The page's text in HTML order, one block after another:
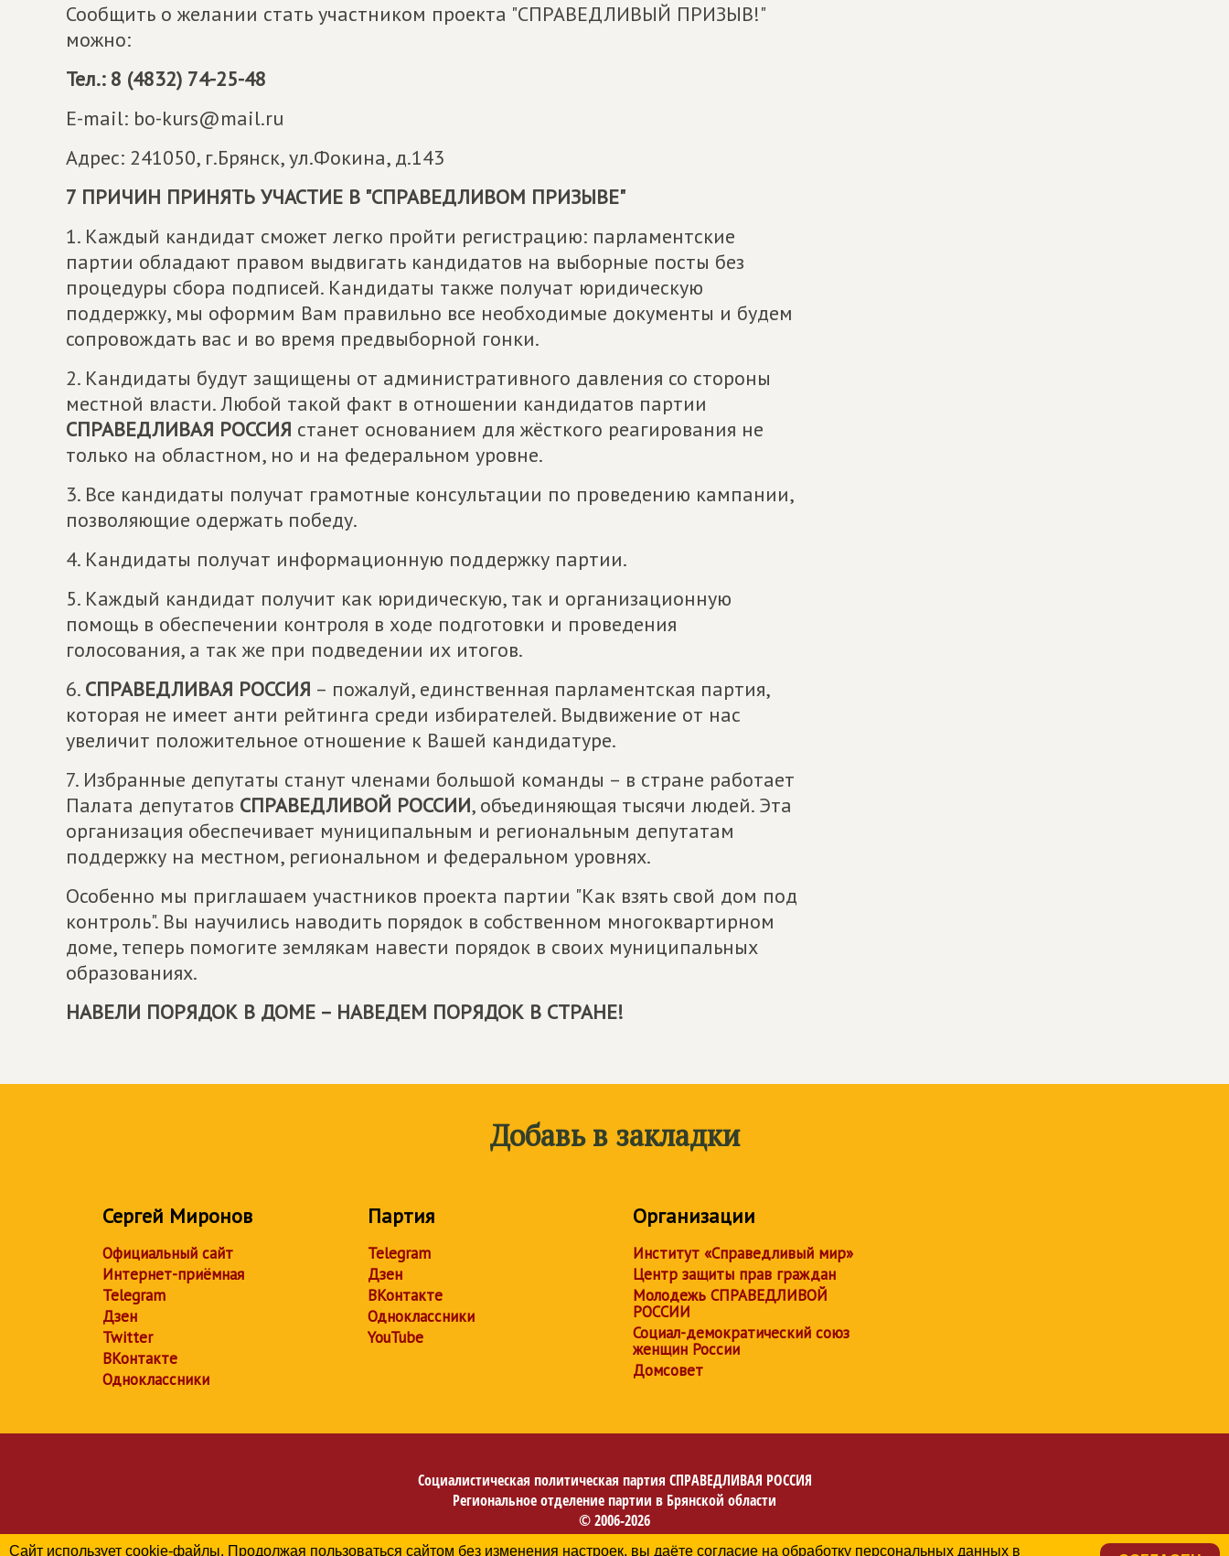
Сообщить о желании стать участником проекта "СПРАВЕДЛИВЫЙ ПРИЗЫВ!"
можно:
Тел.: 8 (4832) 74-25-48
E-mail: bo-kurs@mail.ru
Адрес: 241050, г.Брянск, ул.Фокина, д.143
7 ПРИЧИН ПРИНЯТЬ УЧАСТИЕ В "СПРАВЕДЛИВОМ ПРИЗЫВЕ"
1. Каждый кандидат сможет легко пройти регистрацию: парламентские
партии обладают правом выдвигать кандидатов на выборные посты без
процедуры сбора подписей. Кандидаты также получат юридическую
поддержку, мы оформим Вам правильно все необходимые документы и будем
сопровождать вас и во время предвыборной гонки.
2. Кандидаты будут защищены от административного давления со стороны
местной власти. Любой такой факт в отношении кандидатов партии
СПРАВЕДЛИВАЯ РОССИЯ станет основанием для жёсткого реагирования не
только на областном, но и на федеральном уровне.
3. Все кандидаты получат грамотные консультации по проведению кампании,
позволяющие одержать победу.
4. Кандидаты получат информационную поддержку партии.
5. Каждый кандидат получит как юридическую, так и организационную
помощь в обеспечении контроля в ходе подготовки и проведения
голосования, а так же при подведении их итогов.
6. СПРАВЕДЛИВАЯ РОССИЯ – пожалуй, единственная парламентская партия,
которая не имеет анти рейтинга среди избирателей. Выдвижение от нас
увеличит положительное отношение к Вашей кандидатуре.
7. Избранные депутаты станут членами большой команды – в стране работает
Палата депутатов СПРАВЕДЛИВОЙ РОССИИ, объединяющая тысячи людей. Эта
организация обеспечивает муниципальным и региональным депутатам
поддержку на местном, региональном и федеральном уровнях.
Особенно мы приглашаем участников проекта партии "Как взять свой дом под
контроль". Вы научились наводить порядок в собственном многоквартирном
доме, теперь помогите землякам навести порядок в своих муниципальных
образованиях.
НАВЕЛИ ПОРЯДОК В ДОМЕ – НАВЕДЕМ ПОРЯДОК В СТРАНЕ!
Добавь в закладки
Сергей Миронов
Официальный сайт
Интернет-приёмная
Telegram
Дзен
Twitter
ВКонтакте
Одноклассники
Партия
Telegram
Дзен
ВКонтакте
Одноклассники
YouTube
Организации
Институт «Справедливый мир»
Центр защиты прав граждан
Молодежь СПРАВЕДЛИВОЙ
РОССИИ
Социал-демократический союз
женщин России
Домсовет
Социалистическая политическая партия СПРАВЕДЛИВАЯ РОССИЯ
Региональное отделение партии в Брянской области
© 2006-2026
Политика в отношении обработки персональных данных
Сайт использует cookie-файлы. Продолжая пользоваться сайтом без изменения настроек, вы даёте согласие на обработку персональных данных в